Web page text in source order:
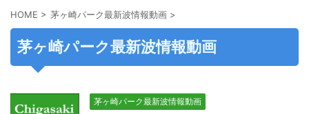
HOME > 茅ヶ崎パーク最新波情報動画 >
茅ヶ崎パーク最新波情報動画
茅ヶ崎パーク最新波情報動画